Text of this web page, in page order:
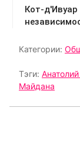
Категории:
Тэги:
Майдана